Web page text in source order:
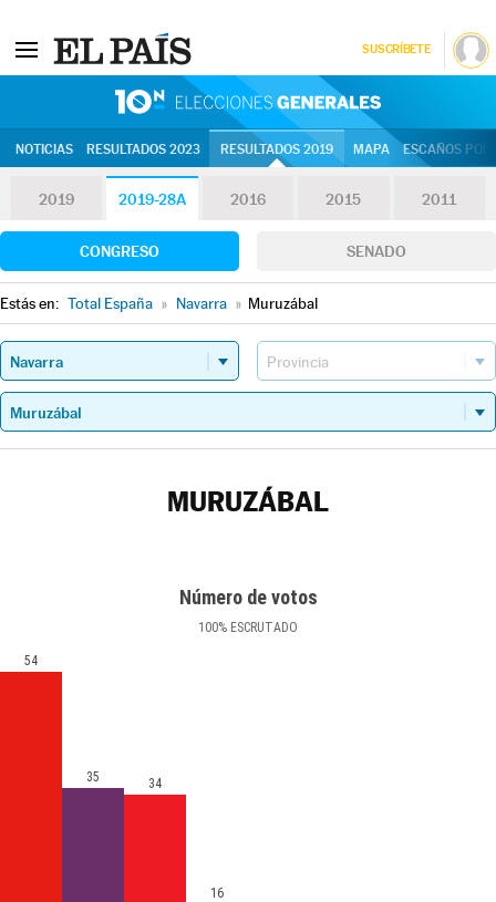
SUSCRÍBETE
NOTICIAS RESULTADOS 2023 RESULTADOS 2019 MAPA ESCAÑOS
2019 2019-28A 2016 2015 2011
CONGRESO SENADO
Estás en: Total España » Navarra » Muruzábal
MURUZÁBAL
Número de votos
100% ESCRUTADO
54
35 34
16